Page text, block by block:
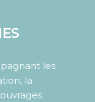
les
la